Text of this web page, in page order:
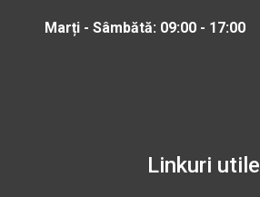
Marți - Sâmbătă: 09:00 - 17:00
Linkuri utile